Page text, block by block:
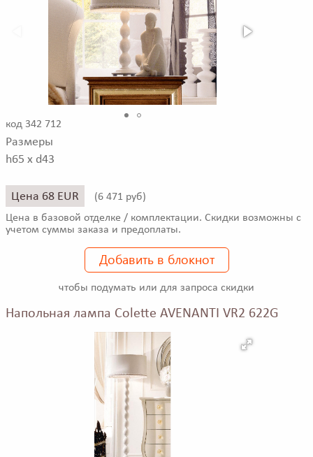
код 342 712
Размеры
h65 x d43
Цена 68 EUR (6 471 руб)
Цена в базовой отделке / комплектации. Скидки возможны с
учетом суммы заказа и предоплаты.
Добавить в блокнот
чтобы подумать или для запроса скидки
Напольная лампа Colette AVENANTI VR2 622G